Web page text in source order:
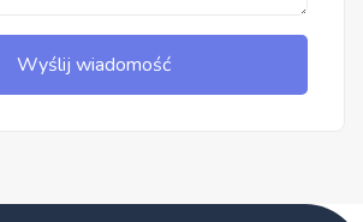
Wyślij wiadomość